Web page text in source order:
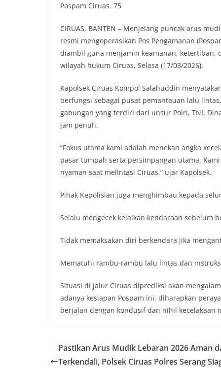
Pospam Ciruas. 75
CIRUAS, BANTEN – Menjelang puncak arus
resmi mengoperasikan Pos Pengamanan
diambil guna menjamin keamanan, ketertiban,
wilayah hukum Ciruas, Selasa (17/03/2026).
Kapolsek Ciruas Kompol Salahuddin
berfungsi sebagai pusat pemantauan lalu
gabungan yang terdiri dari unsur Polri, TNI,
jam penuh.
“Fokus utama kami adalah menekan angka
pasar tumpah serta persimpangan utama.
nyaman saat melintasi Ciruas,” ujar Kapolsek.
Pihak Kepolisian juga menghimbau kepada
Selalu mengecek kelaikan kendaraan sebelum
Tidak memaksakan diri berkendara jika
Mematuhi rambu-rambu lalu lintas dan
Situasi di jalur Ciruas diprediksi akan
adanya kesiapan Pospam ini, diharapkan
berjalan dengan kondusif dan nihil kecelakaan
Pastikan Arus Mudik Lebaran 2026 Aman
Terkendali, Polsek Ciruas Polres Serang